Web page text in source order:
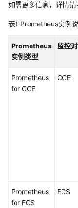
用
指
通
IAM
授
AOM
全
如需更多信息，详情请
表1 Prometheus实例
Prometheus
实例类型
监控
Prometheus
for CCE
CCE
Prometheus
for ECS
ECS